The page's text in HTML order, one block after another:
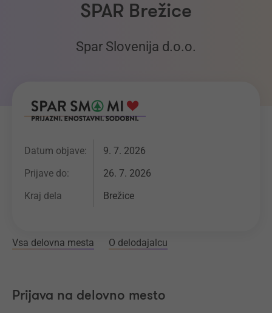
SPAR Brežice
Spar Slovenija d.o.o.
Datum objave:
9. 7. 2026
Prijave do:
26. 7. 2026
Kraj dela
Brežice
Vsa delovna mesta O delodajalcu
Prijava na delovno mesto